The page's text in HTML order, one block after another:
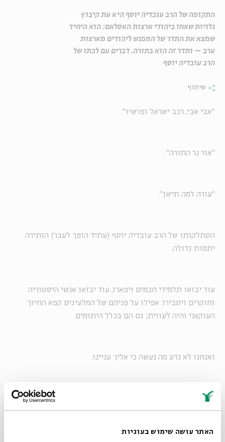
האתר עושה שימוש בעוגיות
התקופה של הרב עובדיה יוסף היא עת קיבוץ
גלויות שאחז ביהודי ארצות האסלאם: הוא היחיד
שמצא את התדר של המפגש ליהודים מארצות
ערב – ותדר זה הוא בתורה. דברים עם לכתו של
הרב עובדיה יוסף
שיתוף
"אבי אבי, רכב ישראל ופרשיו".
"אור נר התורה".
"עורה למה תישן".
הסתלקותו של הרב עובדיה יוסף (עתיד הופך לעבר) הותירה
יתמות גדולה.
עוד יבואו תלמידי חכמים ויפארו, עוד יבואו אנשי היסטוריה
וחוקרים ויסבירו. אפילו על פניהם של המלעיגים קפא החיוך
העוקצני והיה לעווית; גם הם בכלל היתומים.
ואנחנו לא נדע מה נעשה כי אליך עניינו.
התקופה של הרב היא עת קיבוץ גלויות שאחז ביהודי ארצות
האסלאם, והוא היחיד שמצא את התדר של המפגש ליהודים